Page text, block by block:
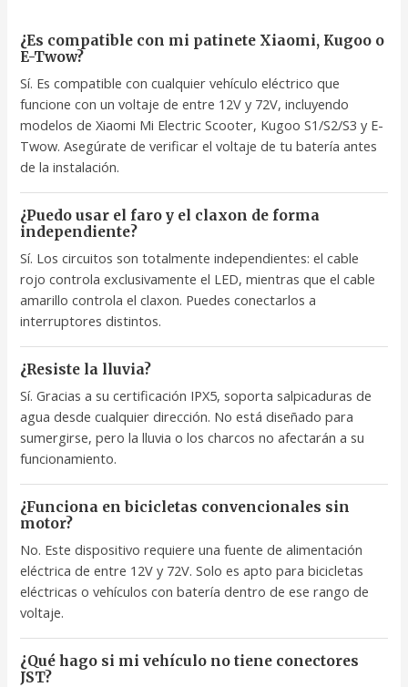
¿Es compatible con mi patinete Xiaomi, Kugoo o
E-Twow?
Sí. Es compatible con cualquier vehículo eléctrico que
funcione con un voltaje de entre 12V y 72V, incluyendo
modelos de Xiaomi Mi Electric Scooter, Kugoo S1/S2/S3 y E-
Twow. Asegúrate de verificar el voltaje de tu batería antes
de la instalación.
¿Puedo usar el faro y el claxon de forma
independiente?
Sí. Los circuitos son totalmente independientes: el cable
rojo controla exclusivamente el LED, mientras que el cable
amarillo controla el claxon. Puedes conectarlos a
interruptores distintos.
¿Resiste la lluvia?
Sí. Gracias a su certificación IPX5, soporta salpicaduras de
agua desde cualquier dirección. No está diseñado para
sumergirse, pero la lluvia o los charcos no afectarán a su
funcionamiento.
¿Funciona en bicicletas convencionales sin
motor?
No. Este dispositivo requiere una fuente de alimentación
eléctrica de entre 12V y 72V. Solo es apto para bicicletas
eléctricas o vehículos con batería dentro de ese rango de
voltaje.
¿Qué hago si mi vehículo no tiene conectores
JST?